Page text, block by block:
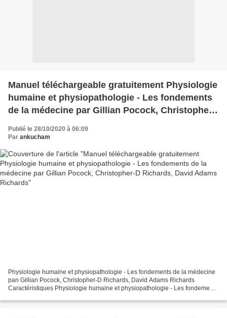
Manuel téléchargeable gratuitement Physiologie
humaine et physiopathologie - Les fondements
de la médecine par Gillian Pocock, Christopher-
Publié le 28/10/2020 à 06:09
Par ankucham
Physiologie humaine et physiopathologie - Les fondements de la médecine
pan Gillian Pocock, Christopher-D Richards, David Adams Richards
Caractéristiques Physiologie humaine et physiopathologie - Les fondements